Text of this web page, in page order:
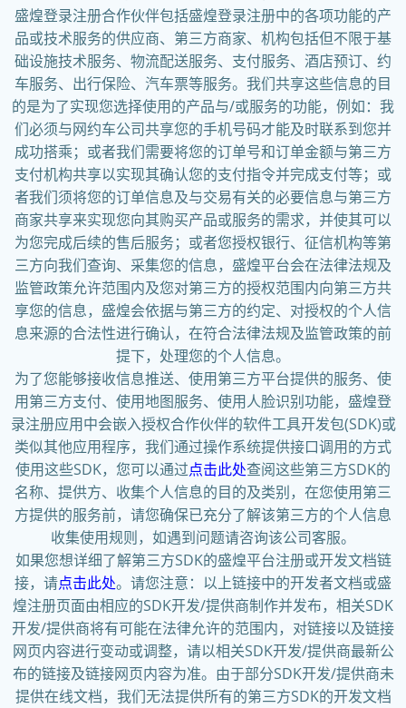
盛煌登录注册合作伙伴包括盛煌登录注册中的各项功能的产
品或技术服务的供应商、第三方商家、机构包括但不限于基
础设施技术服务、物流配送服务、支付服务、酒店预订、约
车服务、出行保险、汽车票等服务。我们共享这些信息的目
的是为了实现您选择使用的产品与/或服务的功能，例如：我
们必须与网约车公司共享您的手机号码才能及时联系到您并
成功搭乘；或者我们需要将您的订单号和订单金额与第三方
支付机构共享以实现其确认您的支付指令并完成支付等；或
者我们须将您的订单信息及与交易有关的必要信息与第三方
商家共享来实现您向其购买产品或服务的需求，并使其可以
为您完成后续的售后服务；或者您授权银行、征信机构等第
三方向我们查询、采集您的信息，盛煌平台会在法律法规及
监管政策允许范围内及您对第三方的授权范围内向第三方共
享您的信息，盛煌会依据与第三方的约定、对授权的个人信
息来源的合法性进行确认，在符合法律法规及监管政策的前
提下，处理您的个人信息。
为了您能够接收信息推送、使用第三方平台提供的服务、使
用第三方支付、使用地图服务、使用人脸识别功能，盛煌登
录注册应用中会嵌入授权合作伙伴的软件工具开发包(SDK)或
类似其他应用程序，我们通过操作系统提供接口调用的方式
使用这些SDK，您可以通过点击此处查阅这些第三方SDK的
名称、提供方、收集个人信息的目的及类别，在您使用第三
方提供的服务前，请您确保已充分了解该第三方的个人信息
收集使用规则，如遇到问题请咨询该公司客服。
如果您想详细了解第三方SDK的盛煌平台注册或开发文档链
接，请点击此处。请您注意：以上链接中的开发者文档或盛
煌注册页面由相应的SDK开发/提供商制作并发布，相关SDK
开发/提供商将有可能在法律允许的范围内，对链接以及链接
网页内容进行变动或调整，请以相关SDK开发/提供商最新公
布的链接及链接网页内容为准。由于部分SDK开发/提供商未
提供在线文档，我们无法提供所有的第三方SDK的开发文档